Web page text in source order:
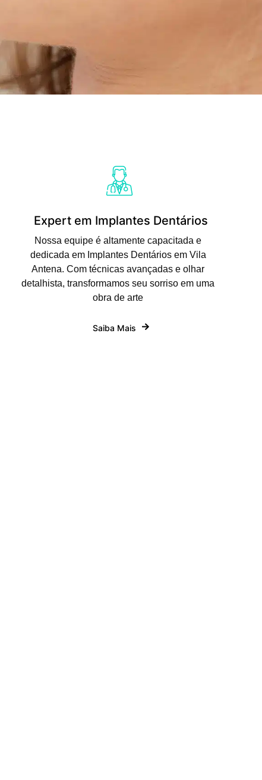
Expert em Implantes Dentários
Nossa equipe é altamente capacitada e
dedicada em Implantes Dentários em Vila
Antena. Com técnicas avançadas e olhar
detalhista, transformamos seu sorriso em uma
obra de arte
Saiba Mais